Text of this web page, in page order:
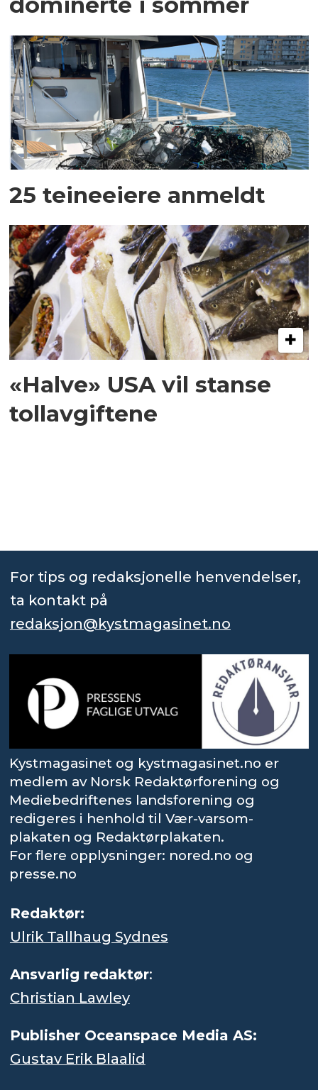
25 teineeiere anmeldt
«Halve» USA vil stanse
tollavgiftene
For tips og redaksjonelle henvendelser,
ta kontakt på
redaksjon@kystmagasinet.no
Kystmagasinet og kystmagasinet.no er
medlem av Norsk Redaktørforening og
Mediebedriftenes landsforening og
redigeres i henhold til Vær-varsom-
plakaten og Redaktørplakaten.
For flere opplysninger: nored.no og
presse.no
Redaktør:
Ulrik Tallhaug Sydnes
Ansvarlig redaktør:
Christian Lawley
Publisher Oceanspace Media AS:
Gustav Erik Blaalid